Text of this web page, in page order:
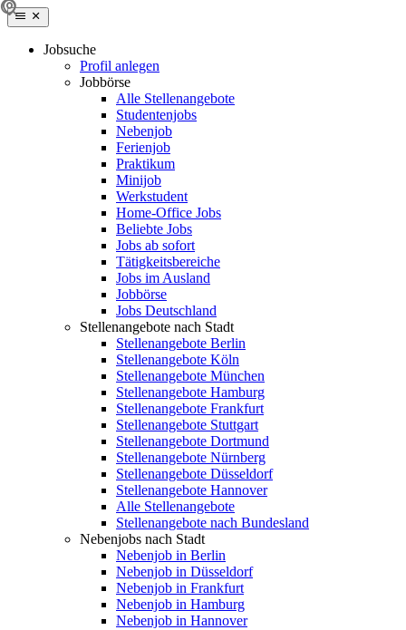
Jobsuche
Profil anlegen
Jobbörse
Alle Stellenangebote
Studentenjobs
Nebenjob
Ferienjob
Praktikum
Minijob
Werkstudent
Home-Office Jobs
Beliebte Jobs
Jobs ab sofort
Tätigkeitsbereiche
Jobs im Ausland
Jobbörse
Jobs Deutschland
Stellenangebote nach Stadt
Stellenangebote Berlin
Stellenangebote Köln
Stellenangebote München
Stellenangebote Hamburg
Stellenangebote Frankfurt
Stellenangebote Stuttgart
Stellenangebote Dortmund
Stellenangebote Nürnberg
Stellenangebote Düsseldorf
Stellenangebote Hannover
Alle Stellenangebote
Stellenangebote nach Bundesland
Nebenjobs nach Stadt
Nebenjob in Berlin
Nebenjob in Düsseldorf
Nebenjob in Frankfurt
Nebenjob in Hamburg
Nebenjob in Hannover